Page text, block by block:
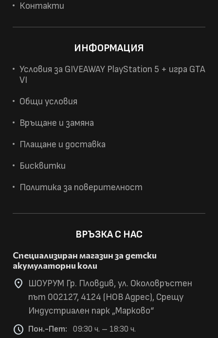
Контакти
ИНФОРМАЦИЯ
Условия за GIVEAWAY PlayStation 5 + игра GTA
VI
Общи условия
Връщане и замяна
Плащане и доставка
Бисквитки
Политика за поверителност
ВРЪЗКА С НАС
Специализиран магазин за детски
акумулаторни коли
location_on
ШОУРУМ Гр. Пловдив, ул. Околовръстен
път 002127, 4124 (НОВ Адрес), Срещу
Индустриален парк „Марково“
schedule Пон.-Пет:
09:30 ч. – 18:30 ч.